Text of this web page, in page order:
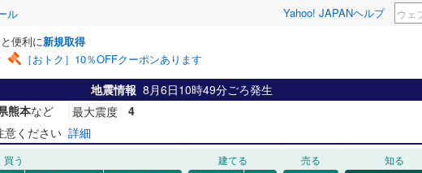
ル Yahoo! JAPANヘルプ
便利に新規取得
［おトク］10％OFFクーポンあります
地震情報 8月6日10時49分ごろ発生
熊本など 最大震度
4
意ください 詳細
買う 建てる 売る 知る